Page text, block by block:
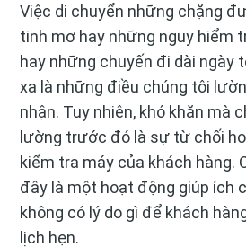
Việc di chuyển những chặng
tinh mơ hay những nguy hiểm
hay những chuyến đi dài ngày
xa là những điều chúng tôi
nhận. Tuy nhiên, khó khăn mà
lường trước đó là sự từ chối
kiểm tra máy của khách hàng.
đây là một hoạt động giúp ích
không có lý do gì để khách
lịch hẹn.